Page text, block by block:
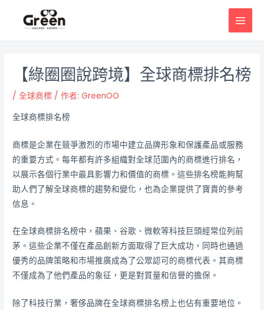
【綠圈圈說跨境】全球商標排名榜
/全球商標 / 作者:GreenOO
全球商標排名榜
商標是企業在競爭激烈的市場中建立品牌形象和保護產品或服務
的重要方式。每年都有許多組織對全球范圍內的商標進行排名，
以展示各個行業中最具影響力和價值的商標。這些排名榜能夠幫
助人們了解全球商標的趨勢和變化，也為企業提供了寶貴的參考
信息。
在全球商標排名榜中，蘋果、谷歌、微軟等科技巨頭經常位列前
茅。這些企業不僅在產品創新方面取得了巨大成功，同時也通過
優秀的品牌策略和市場推廣成為了公眾認可的商標代表。其商標
不僅成為了他們產品的象征，更是對質量和信譽的擔保。
除了科技行業，奢侈品牌在全球商標排名榜上也佔有重要地位。